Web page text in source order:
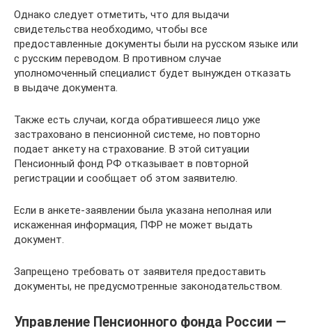
Однако следует отметить, что для выдачи
свидетельства необходимо, чтобы все
предоставленные документы были на русском языке или
с русским переводом. В противном случае
уполномоченный специалист будет вынужден отказать
в выдаче документа.
Также есть случаи, когда обратившееся лицо уже
застраховано в пенсионной системе, но повторно
подает анкету на страхование. В этой ситуации
Пенсионный фонд РФ отказывает в повторной
регистрации и сообщает об этом заявителю.
Если в анкете-заявлении была указана неполная или
искаженная информация, ПФР не может выдать
документ.
Запрещено требовать от заявителя предоставить
документы, не предусмотренные законодательством.
Управление Пенсионного фонда России —